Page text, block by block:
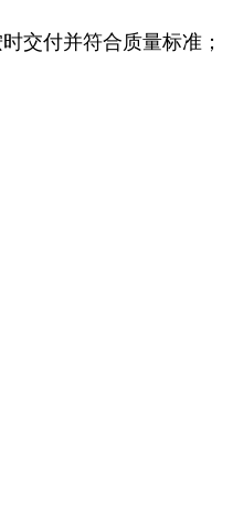
交付并符合质量标准；